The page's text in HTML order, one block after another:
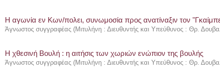
Η αγωνία εν Κων/πολει, συνωμοσία προς ανατίναξιν τον
Άγνωστος συγγραφέας (Μιτυλήνη : Διευθυντής και Υπεύθυνος : Θρ.
Η χθεσινή Βουλή : η αιτήσις των χωριών ενώπιον της βουλής
Άγνωστος συγγραφέας (Μιτυλήνη : Διευθυντής και Υπεύθυνος : Θρ.